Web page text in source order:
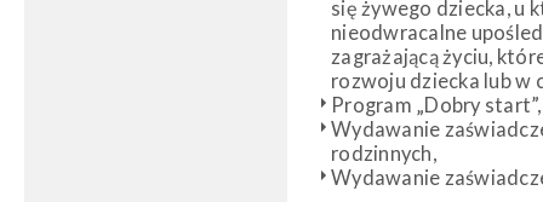
się żywego dziecka, u
nieodwracalne
zagrażającą życiu,
rozwoju dziecka lub w
Program „Dobry start”,
Wydawanie
rodzinnych,
Wydawanie